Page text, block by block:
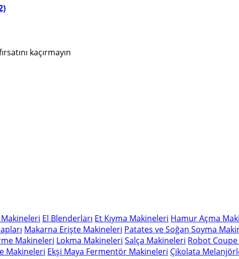
kaçırmayın
El Blenderları Et Kıyma Makineleri Hamur Açma
Makarna Erişte Makineleri Patates ve Soğan Soyma
Makineleri Lokma Makineleri Salça Makineleri Robot Coupe
Makineleri Ekşi Maya Fermentör Makineleri Çikolata